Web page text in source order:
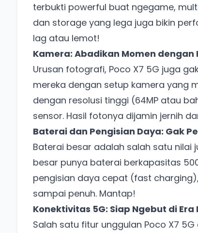
terbukti powerful buat ngegame,
dan storage yang lega juga bikin
lag atau lemot!
Kamera: Abadikan Momen dengan
Urusan fotografi, Poco X7 5G juga
mereka dengan setup kamera yang
dengan resolusi tinggi (64MP atau
sensor. Hasil fotonya dijamin jernih
Baterai dan Pengisian Daya: Gak
Baterai besar adalah salah satu nilai
besar punya baterai berkapasitas
pengisian daya cepat (fast
sampai penuh. Mantap!
Konektivitas 5G: Siap Ngebut di Era
Salah satu fitur unggulan Poco X7